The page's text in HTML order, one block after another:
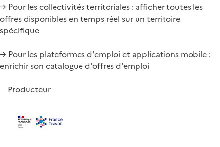
→ Pour les collectivités territoriales : afficher toutes les
offres disponibles en temps réel sur un territoire
spécifique
→ Pour les plateformes d'emploi et applications mobile :
enrichir son catalogue d'offres d'emploi
Producteur